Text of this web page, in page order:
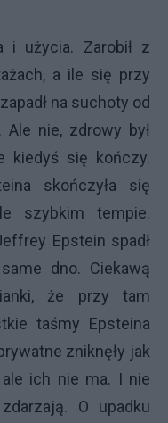
użycia. Zarobił z
a ile się przy
na suchoty od
Ale nie, zdrowy był
kiedyś się kończy.
skończyła się
szybkim tempie.
Epstein spadł
dno. Ciekawą
że przy tam
taśmy Epsteina
zniknęły jak
ich nie ma. I nie
O upadku